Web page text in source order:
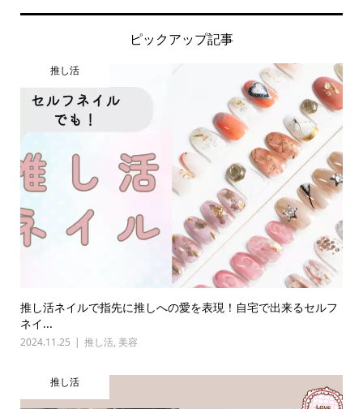
ピックアップ記事
推し活
推し活ネイルで指先に推しへの愛を表現！自宅で出来るセルフ
ネイ...
2024.11.25 推し活, 美容
推し活